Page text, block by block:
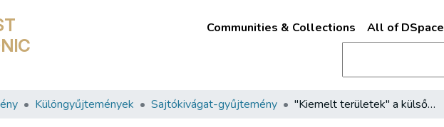
Communities & Collections All of DSpace
Különgyűjtemények Sajtókivágat-gyűjtemény "Kiemelt területek" a külső városrészeken